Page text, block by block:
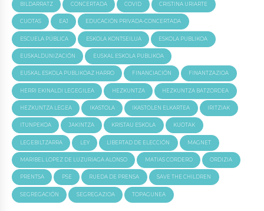
BILDARRATZ CONCERTADA COVID CRISTINA URIARTE
CUOTAS EAJ EDUCACIÓN PRIVADA-CONCERTADA
ESCUELA PÚBLICA ESKOLA KONTSEILUA ESKOLA PUBLIKOA
EUSKALDUNIZACIÓN EUSKAL ESKOLA PUBLIKOA
EUSKAL ESKOLA PUBLIKOAZ HARRO FINANCIACIÓN FINANTZAZIOA
HERRI EKINALDI LEGEGILEA HEZKUNTZA HEZKUNTZA BATZORDEA
HEZKUNTZA LEGEA IKASTOLA IKASTOLEN ELKARTEA IRITZIAK
ITUNPEKOA JAKINTZA KRISTAU ESKOLA KUOTAK
LEGEBILTZARRA LEY LIBERTAD DE ELECCIÓN MAGNET
MARIBEL LOPEZ DE LUZURIAGA ALONSO MATIAS CORDERO ORDIZIA
PRENTSA PSE RUEDA DE PRENSA SAVE THE CHILDREN
SEGREGACIÓN SEGREGAZIOA TOPAGUNEA